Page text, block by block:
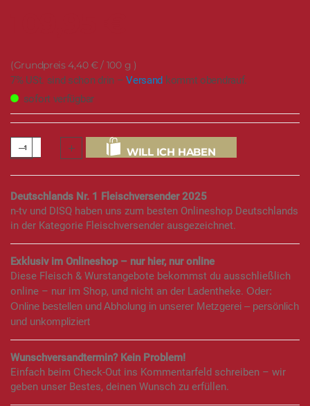
4,40 €/ 100 g
7% USt. sind schon drin –Versand kommt obendrauf.
sofort verfügbar
WILL ICH HABEN
Deutschlands Nr. 1 Fleischversender 2025
n-tv und DISQ haben uns zum besten Onlineshop Deutschlands
in der Kategorie Fleischversender ausgezeichnet.
Exklusiv im Onlineshop – nur hier, nur online
Diese Fleisch & Wurstangebote bekommst du ausschließlich
online – nur im Shop, und nicht an der Ladentheke. Oder:
Online bestellen und Abholung in unserer Metzgerei – persönlich
und unkompliziert
Wunschversandtermin? Kein Problem!
Einfach beim Check-Out ins Kommentarfeld schreiben – wir
geben unser Bestes, deinen Wunsch zu erfüllen.